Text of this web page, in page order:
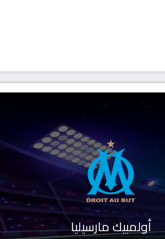
أولمبيك مارسيليا